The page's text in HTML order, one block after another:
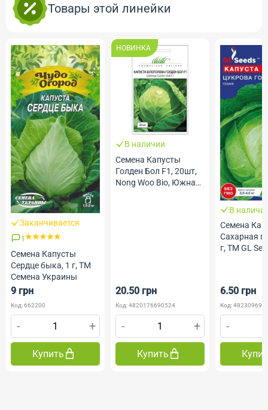
Товары этой линейки
Заканчивается
1
Семена Капусты
Сердце быка, 1 г, ТМ
Семена Украины
9 грн
Код: 662200
- +
Купить
НОВИНКА
В наличии
Семена Капусты
Голден Бол F1, 20шт,
Nong Woo Bio, Южная
20.50 грн
Код: 4820176690524
- +
Купить
В
Семена
Сахарная
г, ТМ GL
6.50 грн
Код:
-